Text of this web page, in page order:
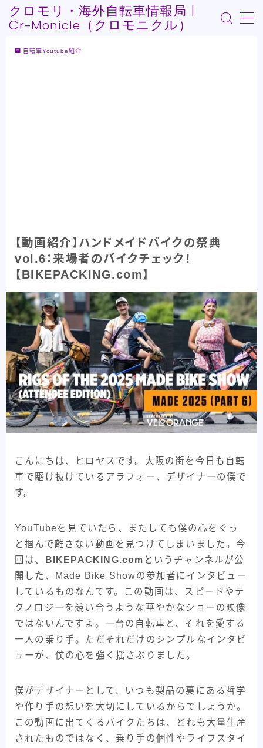
クロモリ・海外自転車情報局 |
Cr-Monicle（クロモニクル）
メーカー紹介 82
パーツメーカー紹介 58
プロダクト紹介 84
フレーム紹介 44
パーツ紹介 40
記事紹介 32
自転車Youtube紹介 47
その他記事 8
30kmh巡航への道 ADEPT ARAYA BMX
CHROME fairweather KONA
MagicCompornents MASI MIYATA NJS
ParkTools salsa bikes SENSAH
SHIMANO Surly swift industries
The Radavist TREK Ultra Romance
WTB XTR アンクルリンネ アート
クランクブラザーズ グリップ コンポ
コンポーネント ステム セライタリア
バイクメーカー紹介記事 パーツメーカー
自転車Youtube紹介
【動画紹介】ハンドメイドバイクの祭典
vol.6：来場者のバイクチェック！
【BIKEPACKING.com】
こんにちは、ヒロヤスです。大阪の街を今日も自転
車で駆け抜けているアラフォー、デザイナーの僕で
す。
YouTubeを見ていたら、またしても僕の心をぐっ
と掴んで離さない動画を見つけてしまいました。今
回は、
BIKEPACKING.com というチャンネルが公
開した、Made Bike Showの参加者にインタビュー
しているものなんです。この動画は、スピードやテ
クノロジーを競い合うような華やかなショーの映像
ではないんですよ。一台の自転車と、それを愛する
一人の乗り手。ただそれだけのシンプルなインタビ
ューが、僕の心を強く揺さぶりました。
僕がデザイナーとして、いつも製品の裏にある哲学
や作り手の想いを大切にしているからでしょうか。
この動画に出てくるバイクたちは、どれも大量生産
されたものではなく、乗り手の個性やライフスタイ